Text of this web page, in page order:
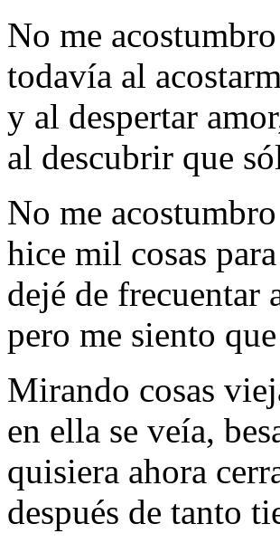
No me
todavía al
y al despertar
al descubrir que
No me
hice mil cosas
dejé de frecuentar
pero me siento
Mirando cosas
en ella se veía,
quisiera ahora
después de tanto